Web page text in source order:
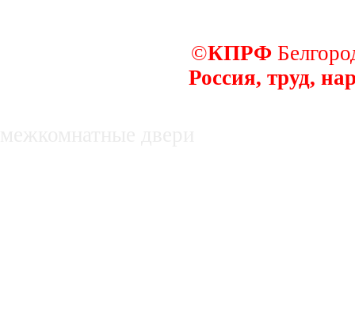
©КПРФ
Россия, труд,